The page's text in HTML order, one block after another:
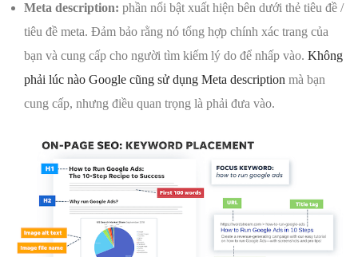
Meta description: phần nổi bật xuất hiện bên dưới thẻ tiêu đề /
tiêu đề meta. Đảm bảo rằng nó tổng hợp chính xác trang của
bạn và cung cấp cho người tìm kiếm lý do để nhấp vào. Không
phải lúc nào Google cũng sử dụng Meta description mà bạn
cung cấp, nhưng điều quan trọng là phải đưa vào.